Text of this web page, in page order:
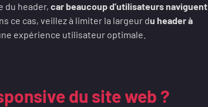
du header, car beaucoup d’utilisateurs naviguent
ce cas, veillez à limiter la largeur du header à
expérience utilisateur optimale.
du site web ?